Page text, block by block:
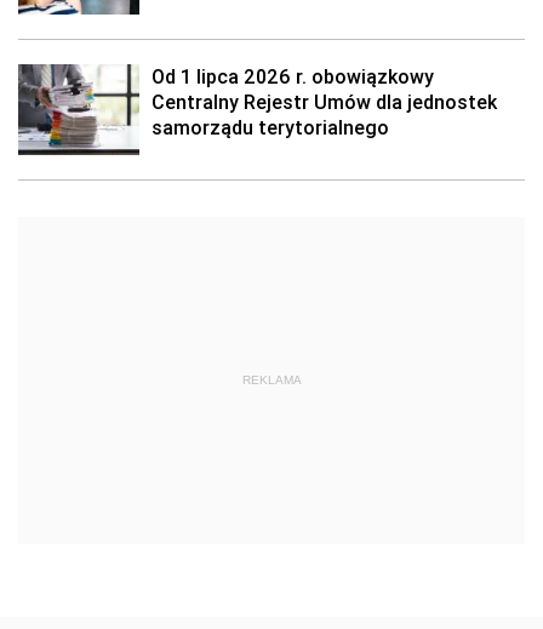
Od 1 lipca 2026 r. obowiązkowy
Centralny Rejestr Umów dla jednostek
samorządu terytorialnego
REKLAMA